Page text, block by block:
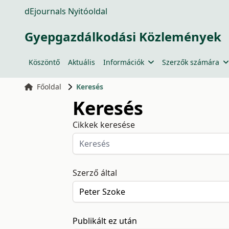
dEjournals Nyitóoldal
Gyepgazdálkodási Közlemények
Köszöntő Aktuális Információk Szerzők számára
Főoldal Keresés
Keresés
Cikkek keresése
Szerző által
Publikált ez után